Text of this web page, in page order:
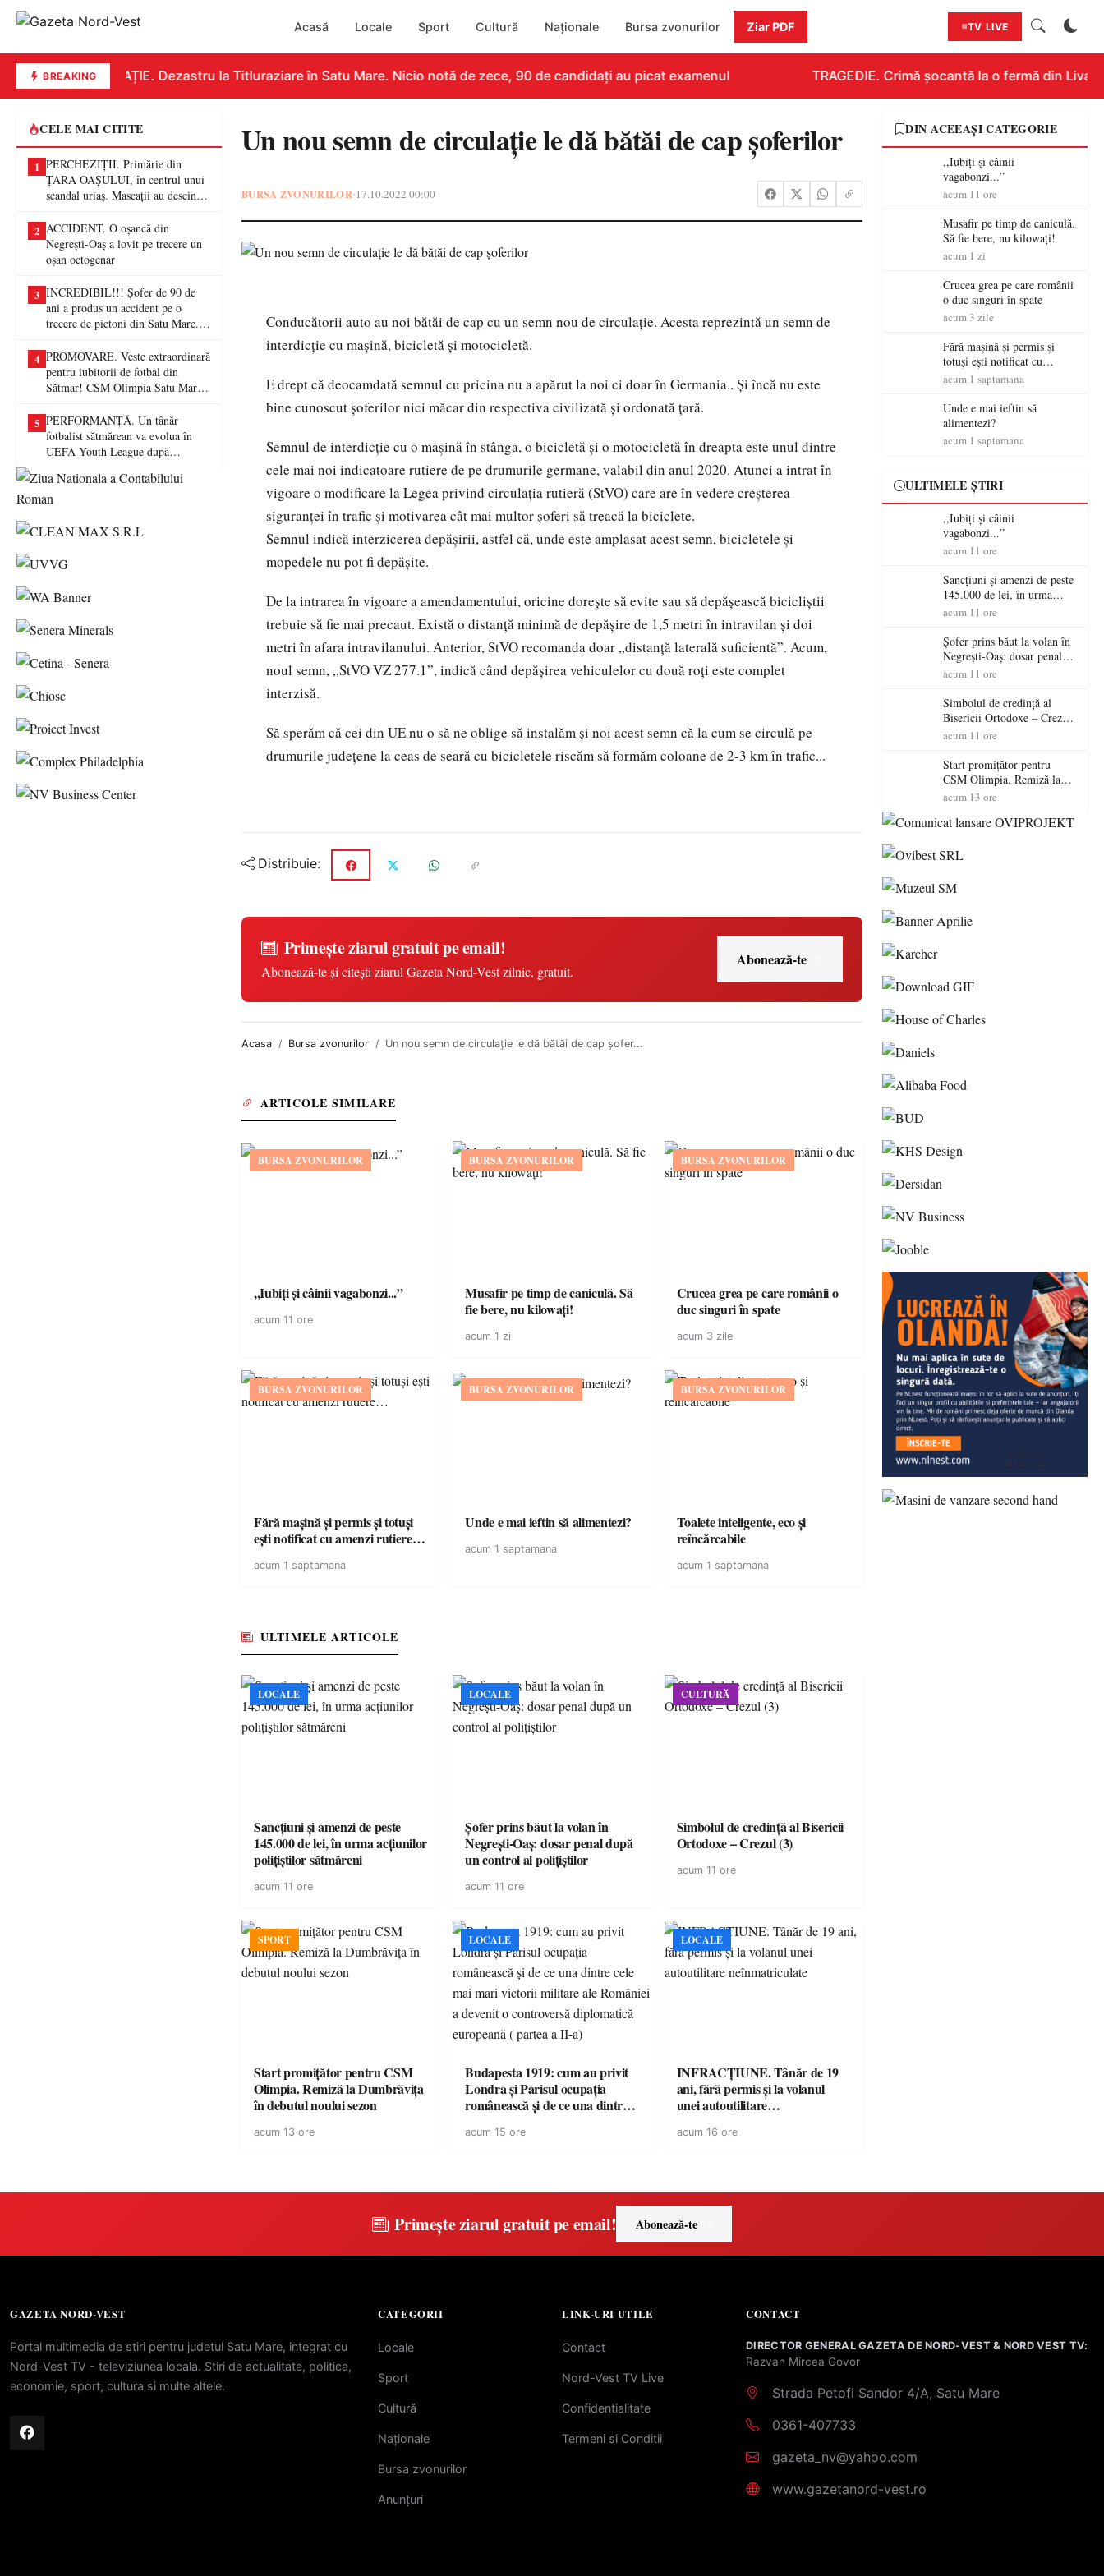
Acasă Locale Sport Cultură Naționale Bursa zvonurilor Ziar PDF TV LIVE
BREAKINGEDUCAȚIE. Dezastru la Titluraziare în Satu Mare. Nicio notă de zece, 90 de candidați au picat examenul TRAGEDIE. Crimă șocantă la o fermă din
CELE MAI CITITE
1 PERCHEZIȚII. Primărie din
ȚARA OAȘULUI, în centrul unui
scandal uriaș. Mascații au descins
fraude de proporții
2 ACCIDENT. O oșancă din
Negrești-Oaș a lovit pe trecere un
oșan octogenar
3 INCREDIBIL!!! Șofer de 90 de
ani a produs un accident pe o
trecere de pietoni din Satu Mare. O
4 PROMOVARE. Veste extraordinară
pentru iubitorii de fotbal din
Sătmar! CSM Olimpia Satu Mare
5 PERFORMANȚĂ. Un tânăr
fotbalist sătmărean va evolua în
UEFA Youth League după
Un nou semn de circulație le dă bătăi de cap șoferilor
BURSA ZVONURILOR•17.10.2022 00:00
Conducătorii auto au noi bătăi de cap cu un semn nou de circulație. Acesta reprezintă un semn de
interdicție cu mașină, bicicletă și motocicletă.
E drept că deocamdată semnul cu pricina nu a apărut la noi ci doar în Germania.. Și încă nu este
bine cunoscut șoferilor nici măcar din respectiva civilizată și ordonată țară.
Semnul de interdicție cu o mașină în stânga, o bicicletă și o motocicletă în dreapta este unul dintre
cele mai noi indicatoare rutiere de pe drumurile germane, valabil din anul 2020. Atunci a intrat în
vigoare o modificare la Legea privind circulația rutieră (StVO) care are în vedere creşterea
siguranței în trafic și motivarea cât mai multor șoferi să treacă la biciclete.
Semnul indică interzicerea depășirii, astfel că, unde este amplasat acest semn, bicicletele și
mopedele nu pot fi depășite.
De la intrarea în vigoare a amendamentului, oricine dorește să evite sau să depășească bicicliștii
trebuie să fie mai precaut. Există o distanță minimă de depășire de 1,5 metri în intravilan și doi
metri în afara intravilanului. Anterior, StVO recomanda doar „distanță laterală suficientă”. Acum,
noul semn, „StVO VZ 277.1”, indică când depășirea vehiculelor cu două roți este complet
interzisă.
Să sperăm că cei din UE nu o să ne oblige să instalăm și noi acest semn că la cum se circulă pe
drumurile județene la ceas de seară cu bicicletele riscăm să formăm coloane de 2-3 km în trafic...
Distribuie:
Primește ziarul gratuit pe email!
Abonează-te și citești ziarul Gazeta Nord-Vest zilnic, gratuit.
Abonează-te
Acasa Bursa zvonurilor Un nou semn de circulație le dă bătăi de cap șofer...
ARTICOLE SIMILARE
BURSA ZVONURILOR
,,Iubiți și câinii vagabonzi...”
acum 11 ore
BURSA ZVONURILOR
Musafir pe timp de caniculă. Să
fie bere, nu kilowați!
acum 1 zi
BURSA ZVONURILOR
Crucea grea pe care românii o
duc singuri în spate
acum 3 zile
BURSA ZVONURILOR
Fără mașină și permis și totuși
ești notificat cu amenzi rutiere…
acum 1 saptamana
BURSA ZVONURILOR
Unde e mai ieftin să alimentezi?
acum 1 saptamana
BURSA ZVONURILOR
Toalete inteligente, eco și
reîncărcabile
acum 1 saptamana
ULTIMELE ARTICOLE
LOCALE
Sancțiuni și amenzi de peste
145.000 de lei, în urma acțiunilor
polițiștilor sătmăreni
acum 11 ore
LOCALE
Șofer prins băut la volan în
Negrești-Oaș: dosar penal după
un control al polițiștilor
acum 11 ore
CULTURĂ
Simbolul de credinţă al Bisericii
Ortodoxe – Crezul (3)
acum 11 ore
SPORT
Start promițător pentru CSM
Olimpia. Remiză la Dumbrăvița
în debutul noului sezon
acum 13 ore
LOCALE
Budapesta 1919: cum au privit
Londra și Parisul ocupația
românească și de ce una dintre
României a devenit o
acum 15 ore
LOCALE
INFRACȚIUNE. Tânăr de 19
ani, fără permis și la volanul
unei autoutilitare
acum 16 ore
DIN ACEEAȘI CATEGORIE
,,Iubiți și câinii
vagabonzi...”
acum 11 ore
Musafir pe timp de caniculă.
Să fie bere, nu kilowați!
acum 1 zi
Crucea grea pe care românii
o duc singuri în spate
acum 3 zile
Fără mașină și permis și
totuși ești notificat cu
amenzi rutiere…
acum 1 saptamana
Unde e mai ieftin să
alimentezi?
acum 1 saptamana
ULTIMELE ȘTIRI
,,Iubiți și câinii
vagabonzi...”
acum 11 ore
Sancțiuni și amenzi de peste
145.000 de lei, în urma
acțiunilor polițiștilor
acum 11 ore
Șofer prins băut la volan în
Negrești-Oaș: dosar penal
după un control al
acum 11 ore
Simbolul de credinţă al
Bisericii Ortodoxe – Crezul
(3)
acum 11 ore
Start promițător pentru
CSM Olimpia. Remiză la
Dumbrăvița în debutul
acum 13 ore
Primește ziarul gratuit pe email! Abonează-te
GAZETA NORD-VEST
Portal multimedia de stiri pentru judetul Satu Mare, integrat cu
Nord-Vest TV - televiziunea locala. Stiri de actualitate, politica,
economie, sport, cultura si multe altele.
CATEGORII
Locale
Sport
Cultură
Naționale
Bursa zvonurilor
Anunțuri
LINK-URI UTILE
Contact
Nord-Vest TV Live
Confidentialitate
Termeni si Conditii
CONTACT
DIRECTOR GENERAL GAZETA DE NORD-VEST & NORD VEST TV:
Razvan Mircea Govor
Strada Petofi Sandor 4/A, Satu Mare
0361-407733
gazeta_nv@yahoo.com
www.gazetanord-vest.ro